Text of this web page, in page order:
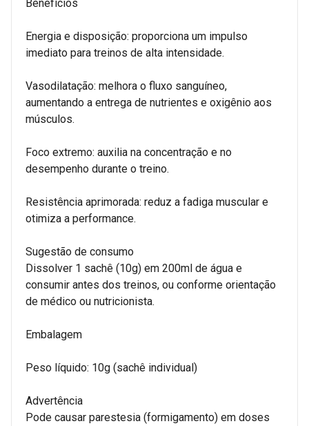
Benefícios
Energia e disposição: proporciona um impulso
imediato para treinos de alta intensidade.
Vasodilatação: melhora o fluxo sanguíneo,
aumentando a entrega de nutrientes e oxigênio aos
músculos.
Foco extremo: auxilia na concentração e no
desempenho durante o treino.
Resistência aprimorada: reduz a fadiga muscular e
otimiza a performance.
Sugestão de consumo
Dissolver 1 sachê (10g) em 200ml de água e
consumir antes dos treinos, ou conforme orientação
de médico ou nutricionista.
Embalagem
Peso líquido: 10g (sachê individual)
Advertência
Pode causar parestesia (formigamento) em doses